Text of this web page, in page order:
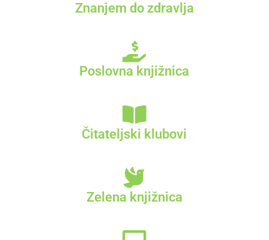
Znanjem do zdravlja
Poslovna knjižnica
Čitateljski klubovi
Zelena knjižnica